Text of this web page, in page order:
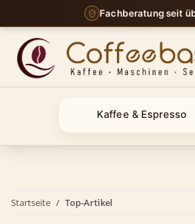
Fachberatung seit
Kaffee & Espresso
Startseite Top-Artikel